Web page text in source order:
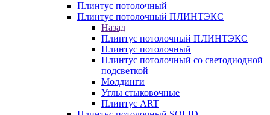
Плинтус потолочный
Плинтус потолочный ПЛИНТЭКС
Назад
Плинтус потолочный ПЛИНТЭКС
Плинтус потолочный
Плинтус потолочный со светодиодной
подсветкой
Молдинги
Углы стыковочные
Плинтус ART